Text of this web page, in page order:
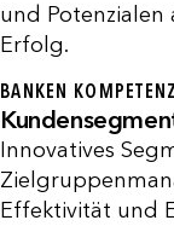
und
Erfolg.
BANKEN KOMPETENZ
Innovatives
Effektivität und